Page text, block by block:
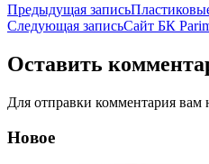
Навигация
по
записям
Предыдущая запись
Следующая записьСайт БК
Оставить
Для отправки комментария вам
Новое